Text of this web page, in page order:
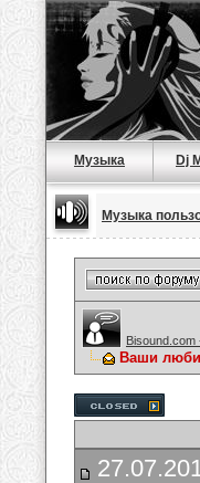
Музыка Dj
Музыка
Ваши